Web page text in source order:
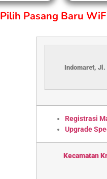
Pilih Pasang Baru
Indomaret, Jl.
Registrasi
Upgrade
Kecamatan